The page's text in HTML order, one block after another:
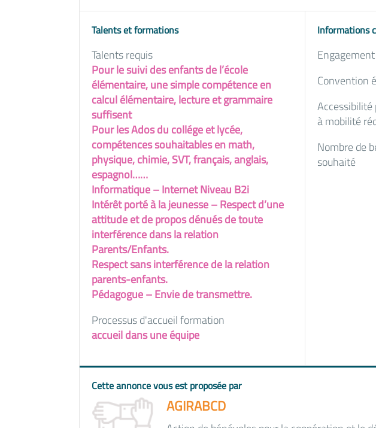
Talents et formations
Talents requis
Pour le suivi des enfants de l’école
élémentaire, une simple compétence en
calcul élémentaire, lecture et grammaire
suffisent
Pour les Ados du collége et lycée,
compétences souhaitables en math,
physique, chimie, SVT, français, anglais,
espagnol……
Informatique – Internet Niveau B2i
Intérêt porté à la jeunesse – Respect d’une
attitude et de propos dénués de toute
interférence dans la relation
Parents/Enfants.
Respect sans interférence de la relation
parents-enfants.
Pédagogue – Envie de transmettre.
Processus d'accueil formation
accueil dans une équipe
Informations
Convention
à mobilité
Nombre de
souhaité
Cette annonce vous est proposée par
AGIRABCD